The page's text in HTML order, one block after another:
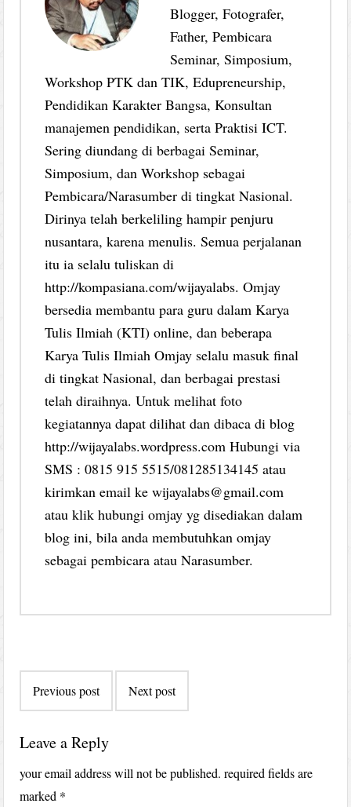
Blogger, Fotografer,
Father, Pembicara
Seminar, Simposium,
Workshop PTK dan TIK, Edupreneurship,
Pendidikan Karakter Bangsa, Konsultan
manajemen pendidikan, serta Praktisi ICT.
Sering diundang di berbagai Seminar,
Simposium, dan Workshop sebagai
Pembicara/Narasumber di tingkat Nasional.
Dirinya telah berkeliling hampir penjuru
nusantara, karena menulis. Semua perjalanan
itu ia selalu tuliskan di
http://kompasiana.com/wijayalabs. Omjay
bersedia membantu para guru dalam Karya
Tulis Ilmiah (KTI) online, dan beberapa
Karya Tulis Ilmiah Omjay selalu masuk final
di tingkat Nasional, dan berbagai prestasi
telah diraihnya. Untuk melihat foto
kegiatannya dapat dilihat dan dibaca di blog
http://wijayalabs.wordpress.com Hubungi via
SMS : 0815 915 5515/081285134145 atau
kirimkan email ke wijayalabs@gmail.com
atau klik hubungi omjay yg disediakan dalam
blog ini, bila anda membutuhkan omjay
sebagai pembicara atau Narasumber.
navigation
Previous post Next post
Leave a Reply
your email address will not be published. required fields are
marked *